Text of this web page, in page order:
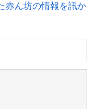
赤ん坊の情報を訊か